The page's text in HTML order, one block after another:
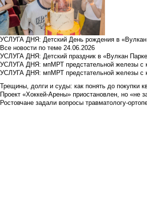
УСЛУГА ДНЯ: Детский День рождения в «Вулкан
Все новости по теме 24.06.2026
УСЛУГА ДНЯ: Детский праздник в «Вулкан
УСЛУГА ДНЯ: мпМРТ предстательной железы с
УСЛУГА ДНЯ: мпМРТ предстательной железы с
Трещины, долги и суды: как понять до покупки
Проект «Хоккей-Арены» приостановлен, но «не
Ростовчане задали вопросы травматологу-